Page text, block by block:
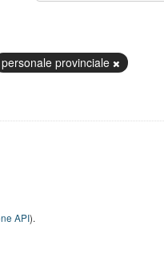
personale provinciale
API).